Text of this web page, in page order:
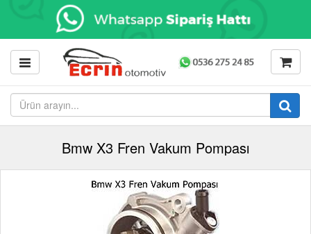
Bmw X3 Fren Vakum Pompası